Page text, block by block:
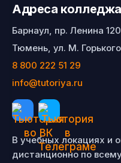
Адреса колледжа
Барнаул, пр. Ленина
Тюмень, ул. М.
8 800 222 51 29
info@tutoriya.ru
В учебных локациях и
дистанционно по